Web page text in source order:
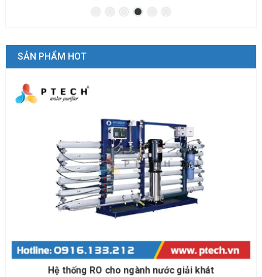
SẢN PHẨM HOT
Hệ thống RO cho đóng bình đóng chai